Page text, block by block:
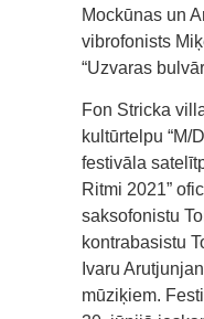
Mockūnas un
vibrofonists
“Uzvaras
Fon Stricka
kultūrtelpu “M/
festivāla
Ritmi 2021”
saksofonistu
kontrabasistu
Ivaru
mūziķiem.